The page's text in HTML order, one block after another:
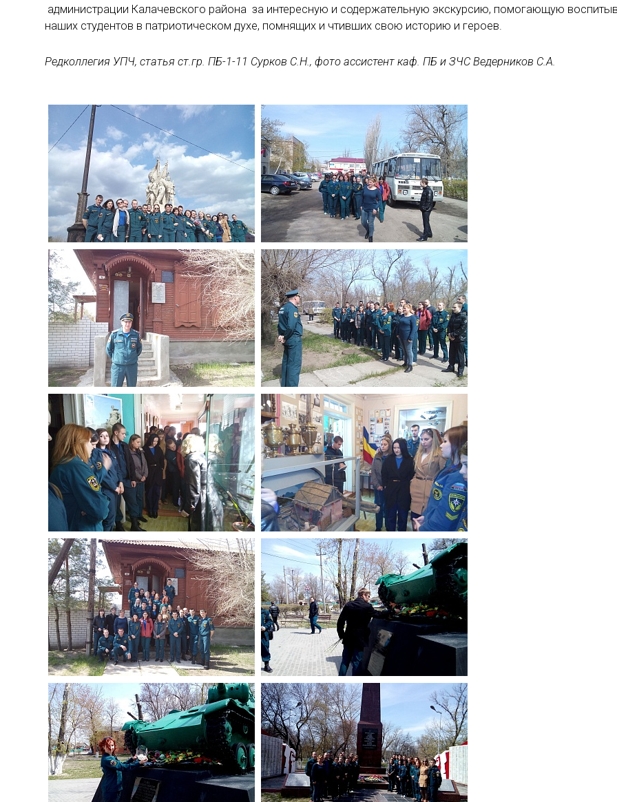
администрации Калачевского района за интересную и содержательную экскурсию, помогающую
наших студентов в патриотическом духе, помнящих и чтивших свою историю и героев.
Редколлегия УПЧ, статья ст.гр. ПБ-1-11 Сурков С.Н., фото ассистент каф. ПБ и ЗЧС Ведерников С.А.